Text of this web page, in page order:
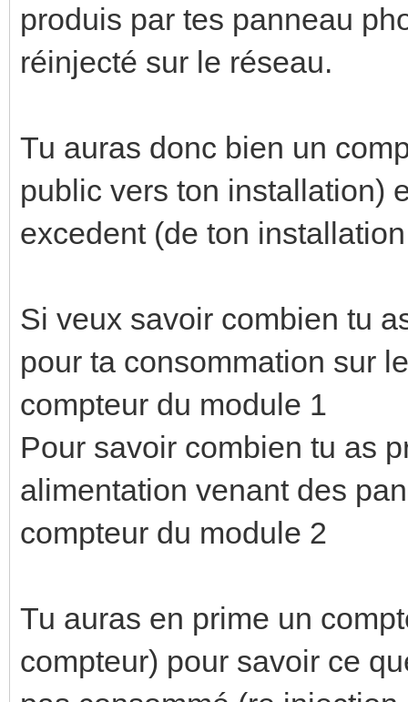
produis par tes panneau
réinjecté sur le réseau.
Tu auras donc bien un
public vers ton installation)
excedent (de ton
Si veux savoir combien tu
pour ta consommation sur
compteur du module 1
Pour savoir combien tu as
alimentation venant des
compteur du module 2
Tu auras en prime un
compteur) pour savoir ce